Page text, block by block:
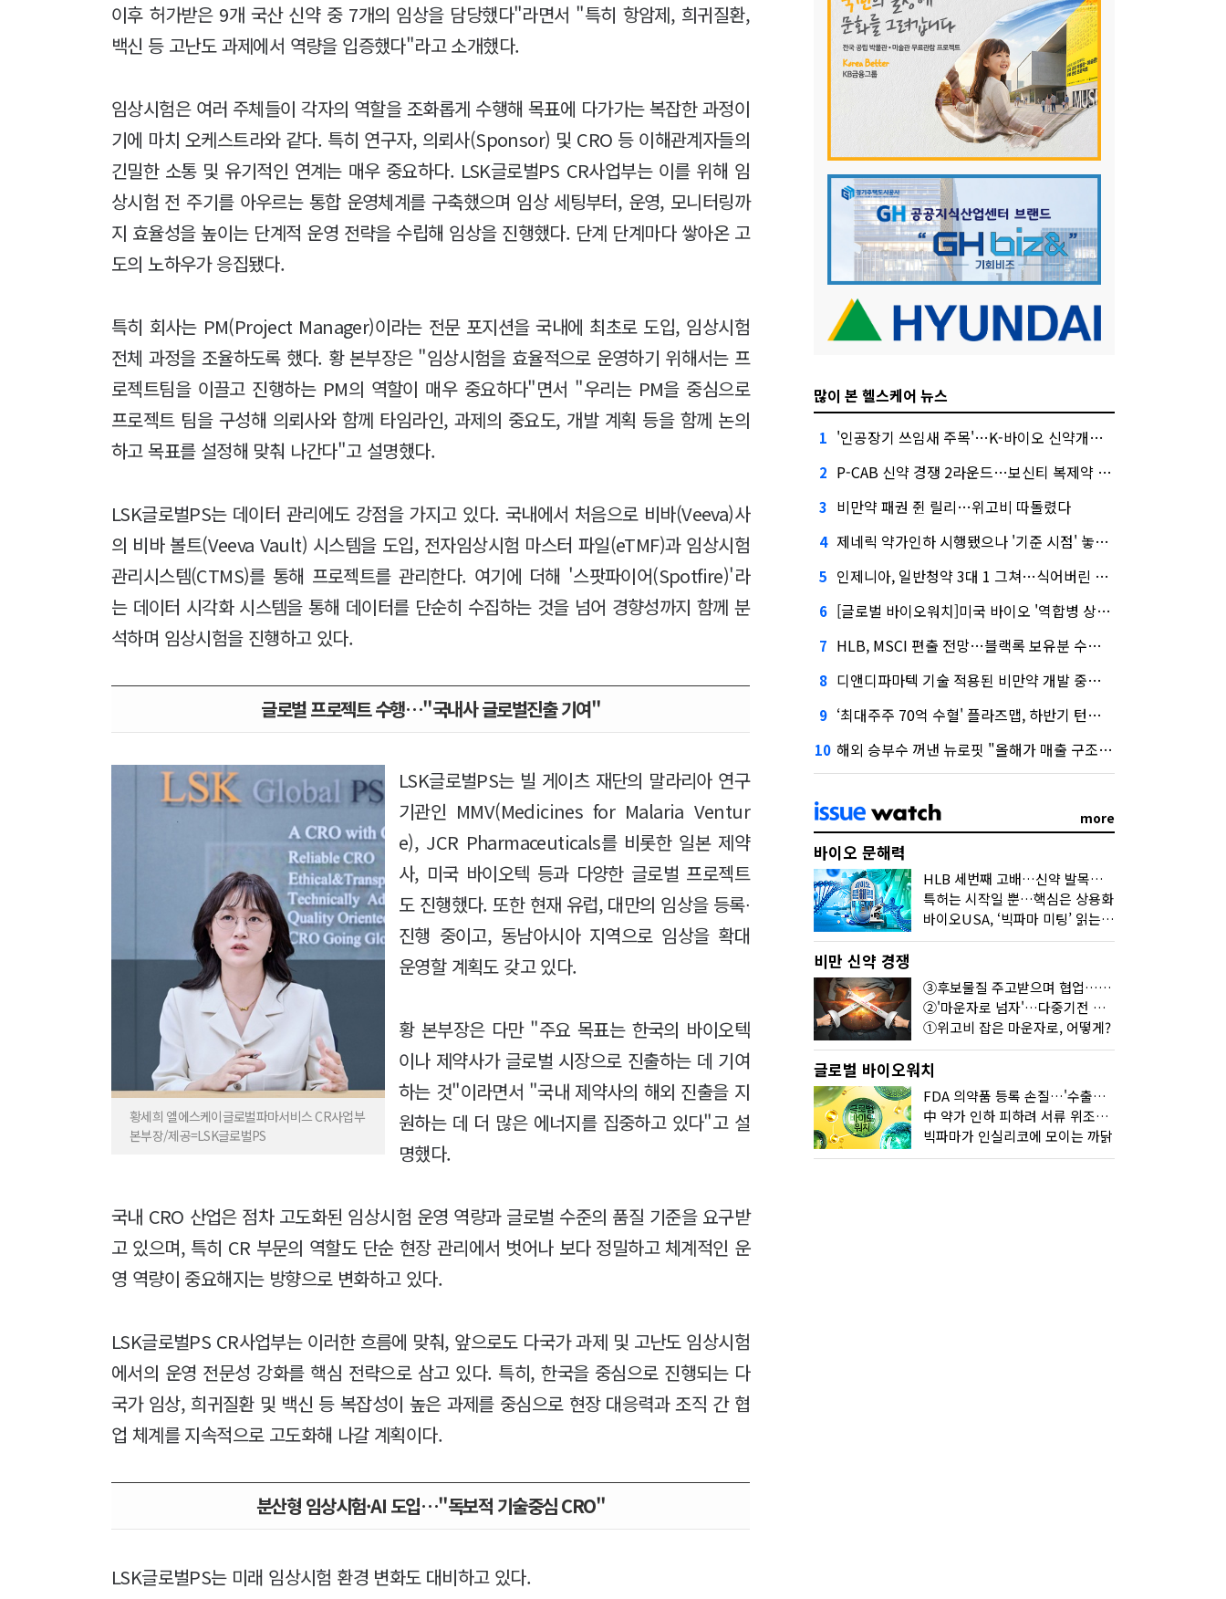
이후 허가받은 9개 국산 신약 중 7개의 임상을 담당했다"라면서 "특히 항암제, 희귀질환,
백신 등 고난도 과제에서 역량을 입증했다"라고 소개했다.
임상시험은 여러 주체들이 각자의 역할을 조화롭게 수행해 목표에 다가가는 복잡한 과정이
기에 마치 오케스트라와 같다. 특히 연구자, 의뢰사(Sponsor) 및 CRO 등 이해관계자들의
긴밀한 소통 및 유기적인 연계는 매우 중요하다. LSK글로벌PS CR사업부는 이를 위해 임
상시험 전 주기를 아우르는 통합 운영체계를 구축했으며 임상 세팅부터, 운영, 모니터링까
지 효율성을 높이는 단계적 운영 전략을 수립해 임상을 진행했다. 단계 단계마다 쌓아온 고
도의 노하우가 응집됐다.
특히 회사는 PM(Project Manager)이라는 전문 포지션을 국내에 최초로 도입, 임상시험
전체 과정을 조율하도록 했다. 황 본부장은 "임상시험을 효율적으로 운영하기 위해서는 프
로젝트팀을 이끌고 진행하는 PM의 역할이 매우 중요하다"면서 "우리는 PM을 중심으로
프로젝트 팀을 구성해 의뢰사와 함께 타임라인, 과제의 중요도, 개발 계획 등을 함께 논의
하고 목표를 설정해 맞춰 나간다"고 설명했다.
LSK글로벌PS는 데이터 관리에도 강점을 가지고 있다. 국내에서 처음으로 비바(Veeva)사
의 비바 볼트(Veeva Vault) 시스템을 도입, 전자임상시험 마스터 파일(eTMF)과 임상시험
관리시스템(CTMS)를 통해 프로젝트를 관리한다. 여기에 더해 '스팟파이어(Spotfire)'라
는 데이터 시각화 시스템을 통해 데이터를 단순히 수집하는 것을 넘어 경향성까지 함께 분
석하며 임상시험을 진행하고 있다.
글로벌 프로젝트 수행…"국내사 글로벌진출 기여"
황세희 엘에스케이글로벌파마서비스 CR사업부
본부장/제공=LSK글로벌PS
LSK글로벌PS는 빌 게이츠 재단의 말라리아 연구
기관인 MMV(Medicines for Malaria Ventur
e), JCR Pharmaceuticals를 비롯한 일본 제약
사, 미국 바이오텍 등과 다양한 글로벌 프로젝트
도 진행했다. 또한 현재 유럽, 대만의 임상을 등록∙
진행 중이고, 동남아시아 지역으로 임상을 확대
운영할 계획도 갖고 있다.
황 본부장은 다만 "주요 목표는 한국의 바이오텍
이나 제약사가 글로벌 시장으로 진출하는 데 기여
하는 것"이라면서 "국내 제약사의 해외 진출을 지
원하는 데 더 많은 에너지를 집중하고 있다"고 설
명했다.
국내 CRO 산업은 점차 고도화된 임상시험 운영 역량과 글로벌 수준의 품질 기준을 요구받
고 있으며, 특히 CR 부문의 역할도 단순 현장 관리에서 벗어나 보다 정밀하고 체계적인 운
영 역량이 중요해지는 방향으로 변화하고 있다.
LSK글로벌PS CR사업부는 이러한 흐름에 맞춰, 앞으로도 다국가 과제 및 고난도 임상시험
에서의 운영 전문성 강화를 핵심 전략으로 삼고 있다. 특히, 한국을 중심으로 진행되는 다
국가 임상, 희귀질환 및 백신 등 복잡성이 높은 과제를 중심으로 현장 대응력과 조직 간 협
업 체계를 지속적으로 고도화해 나갈 계획이다.
분산형 임상시험·AI 도입…"독보적 기술중심 CRO"
LSK글로벌PS는 미래 임상시험 환경 변화도 대비하고 있다.
많이 본 헬스케어 뉴스
1 '인공장기 쓰임새 주목'…K-바이오 신약개발 경쟁 후끈
2 P-CAB 신약 경쟁 2라운드…보신티 복제약 쏟아진다
3 비만약 패권 쥔 릴리…위고비 따돌렸다
4 제네릭 약가인하 시행됐으나 '기준 시점' 놓고 뿔난 업계
5 인제니아, 일반청약 3대 1 그쳐…식어버린 바이오 IPO
6 [글로벌 바이오워치]미국 바이오 '역합병 상장' 뜬다
7 HLB, MSCI 편출 전망…블랙록 보유분 수급 영향 주목
8 디앤디파마텍 기술 적용된 비만약 개발 중단…"기술력 문제 아냐"
9 ‘최대주주 70억 수혈' 플라즈맵, 하반기 턴어라운드 정조준
10 해외 승부수 꺼낸 뉴로핏 "올해가 매출 구조 변곡점"
more
바이오 문해력
HLB 세번째 고배…신약 발목잡는 '제조·품질'
특허는 시작일 뿐…핵심은 상용화
바이오USA, ‘빅파마 미팅’ 읽는 법
비만 신약 경쟁
③후보물질 주고받으며 협업…달라진 개발법
②'마운자로 넘자'…다중기전 경쟁 본격화
①위고비 잡은 마운자로, 어떻게?
글로벌 바이오워치
FDA 의약품 등록 손질…'수출기업 관리 강화'
中 약가 인하 피하려 서류 위조한 제약사
빅파마가 인실리코에 모이는 까닭